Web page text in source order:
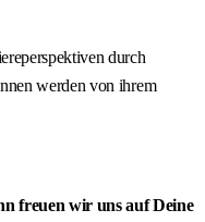
durch
werden von ihrem
freuen wir uns auf Deine